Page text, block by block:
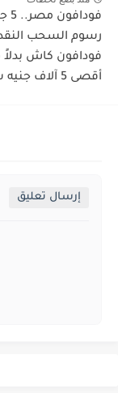
رسوم السحب
أقصى 5 آلاف جنيه شهريا
إرسال تعليق